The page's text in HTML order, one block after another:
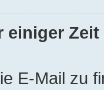
einiger
E-Mail zu